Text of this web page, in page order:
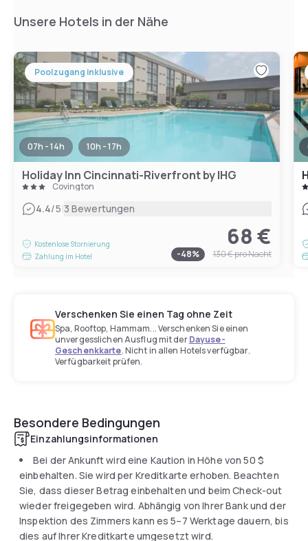
Unsere Hotels in der Nähe
Poolzugang inklusive
07h - 14h 10h - 17h
Holiday Inn Cincinnati-Riverfront by IHG
Covington
4.4/5|3 Bewertungen
Kostenlose Stornierung
Zahlung im Hotel
68 €
-48% 130 €pro Nacht
Verschenken Sie einen Tag ohne Zeit
Spa, Rooftop, Hammam... Verschenken Sie einen
unvergesslichen Ausflug mit derDayuse-
Geschenkkarte. Nicht in allen Hotels verfügbar.
Verfügbarkeit prüfen.
Besondere Bedingungen
Einzahlungsinformationen
Bei der Ankunft wird eine Kaution in Höhe von50 $
einbehalten. Sie wird per Kreditkarte erhoben. Beachten
Sie, dass dieser Betrag einbehalten und beim Check-out
wieder freigegeben wird. Abhängig von Ihrer Bank und der
Inspektion des Zimmers kann es 5–7 Werktage dauern, bis
dies auf Ihrer Kreditkarte umgesetzt wird.